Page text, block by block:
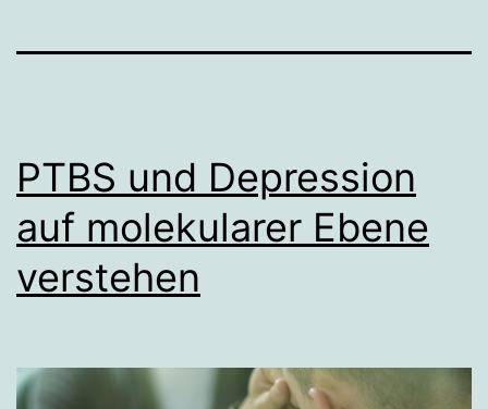
PTBS und Depression
auf molekularer Ebene
verstehen